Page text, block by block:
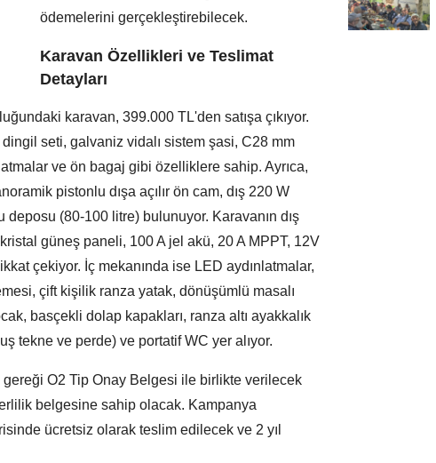
ödemelerini gerçekleştirebilecek.
Karavan Özellikleri ve Teslimat
Detayları
karavan, 399.000 TL'den satışa çıkıyor.
seti, galvaniz vidalı sistem şasi, C28 mm
ve ön bagaj gibi özelliklere sahip. Ayrıca,
pistonlu dışa açılır ön cam, dış 220 W
(80-100 litre) bulunuyor. Karavanın dış
güneş paneli, 100 A jel akü, 20 A MPPT, 12V
çekiyor. İç mekanında ise LED aydınlatmalar,
çift kişilik ranza yatak, dönüşümlü masalı
basçekli dolap kapakları, ranza altı ayakkalık
tekne ve perde) ve portatif WC yer alıyor.
gereği O2 Tip Onay Belgesi ile birlikte verilecek
belgesine sahip olacak. Kampanya
ücretsiz olarak teslim edilecek ve 2 yıl